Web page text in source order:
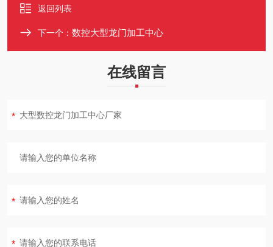
返回列表
下一个： 数控大型龙门加工中心
在线留言